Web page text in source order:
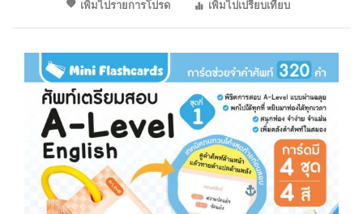
เพิ่มไปรายการโปรด เพิ่มไปเปรียบเทียบ